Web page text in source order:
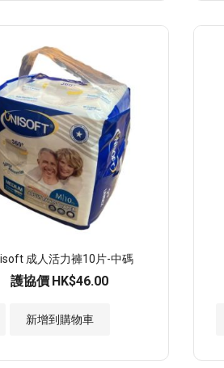
成人活力褲10片-中碼
護協價 HK$46.00
新增到購物車